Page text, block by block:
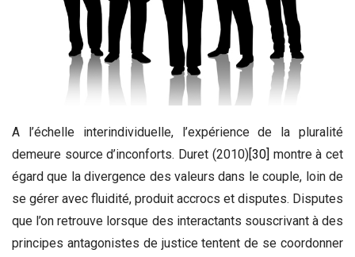
A l’échelle interindividuelle, l’expérience de la pluralité
demeure source d’inconforts. Duret (2010)[30] montre à cet
égard que la divergence des valeurs dans le couple, loin de
se gérer avec fluidité, produit accrocs et disputes. Disputes
que l’on retrouve lorsque des interactants souscrivant à des
principes antagonistes de justice tentent de se coordonner